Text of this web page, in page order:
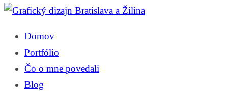
Domov
Portfólio
Čo o mne povedali
Blog